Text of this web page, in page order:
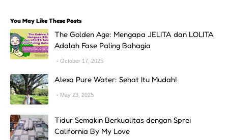
You May Like These Posts
The Golden Age: Mengapa JELITA dan LOLITA
Adalah Fase Paling Bahagia
October 17, 2025
Alexa Pure Water: Sehat Itu Mudah!
May 23, 2025
Tidur Semakin Berkualitas dengan Sprei
California By My Love